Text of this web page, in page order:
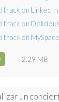
2.29 MB
un